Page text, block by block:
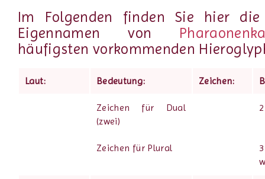
Im Folgenden finden Sie hier
Eigennamen von
häufigsten vorkommenden
Laut: Bedeutung: Zeichen:
Zeichen für Dual
(zwei)
Zeichen für Plural